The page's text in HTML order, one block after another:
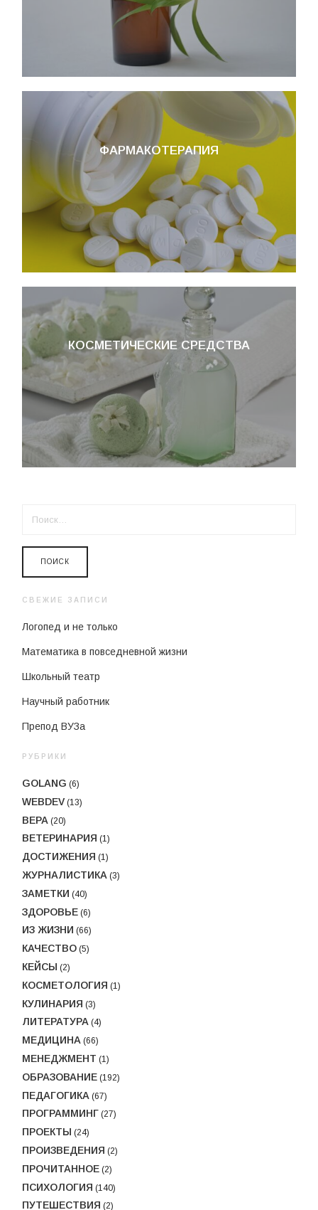
ФАРМАКОТЕРАПИЯ
КОСМЕТИЧЕСКИЕ СРЕДСТВА
СВЕЖИЕ ЗАПИСИ
Логопед и не только
Математика в повседневной жизни
Школьный театр
Научный работник
Препод ВУЗа
РУБРИКИ
GOLANG (6)
WEBDEV (13)
ВЕРА (20)
ВЕТЕРИНАРИЯ (1)
ДОСТИЖЕНИЯ (1)
ЖУРНАЛИСТИКА (3)
ЗАМЕТКИ (40)
ЗДОРОВЬЕ (6)
ИЗ ЖИЗНИ (66)
КАЧЕСТВО (5)
КЕЙСЫ (2)
КОСМЕТОЛОГИЯ (1)
КУЛИНАРИЯ (3)
ЛИТЕРАТУРА (4)
МЕДИЦИНА (66)
МЕНЕДЖМЕНТ (1)
ОБРАЗОВАНИЕ (192)
ПЕДАГОГИКА (67)
ПРОГРАММИНГ (27)
ПРОЕКТЫ (24)
ПРОИЗВЕДЕНИЯ (2)
ПРОЧИТАННОЕ (2)
ПСИХОЛОГИЯ (140)
ПУТЕШЕСТВИЯ (2)